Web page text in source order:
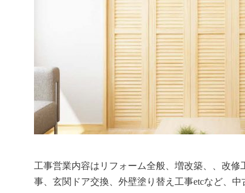
工事営業内容はリフォーム全般、増改築、、改
事、玄関ドア交換、外壁塗り替え工事etcなど、